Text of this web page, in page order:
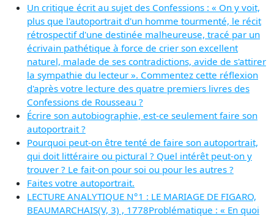
Un critique écrit au sujet des Confessions : « On y voit,
plus que l'autoportrait d'un homme tourmenté, le récit
rétrospectif d'une destinée malheureuse, tracé par un
écrivain pathétique à force de crier son excellent
naturel, malade de ses contradictions, avide de s'attirer
la sympathie du lecteur ». Commentez cette réflexion
d'après votre lecture des quatre premiers livres des
Confessions de Rousseau ?
Écrire son autobiographie, est-ce seulement faire son
autoportrait ?
Pourquoi peut-on être tenté de faire son autoportrait,
qui doit littéraire ou pictural ? Quel intérêt peut-on y
trouver ? Le fait-on pour soi ou pour les autres ?
Faites votre autoportrait.
LECTURE ANALYTIQUE N°1 : LE MARIAGE DE FIGARO,
BEAUMARCHAIS(V, 3) , 1778Problématique : « En quoi